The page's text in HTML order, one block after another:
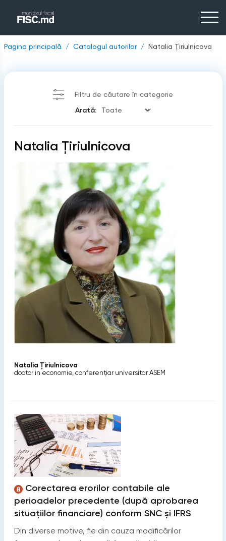
Pagina principală Catalogul autorilor Natalia Ţiriulnicova
Filtru de căutare în categorie
Arată:
Natalia Ţiriulnicova
Natalia Ţiriulnicova
doctor in economie, conferenţiar universitar ASEM
Corectarea erorilor contabile ale
perioadelor precedente (după aprobarea
situațiilor financiare) conform SNC și IFRS
Din diverse motive, fie din cauza modificărilor